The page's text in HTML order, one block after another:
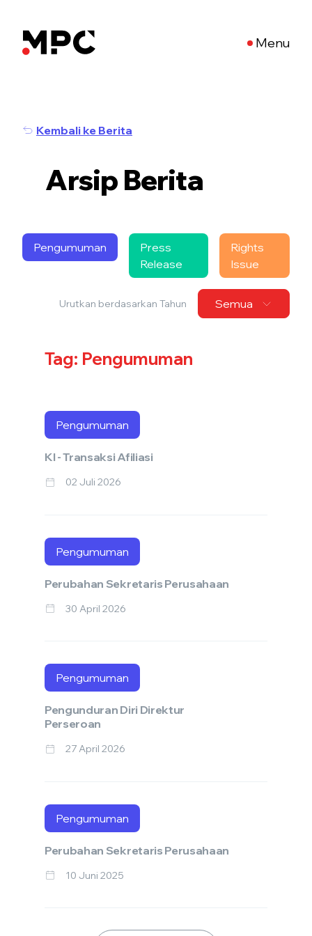
Menu
Kembali ke Berita
Arsip Berita
Pengumuman
Press
Release
Rights
Issue
Tag: Pengumuman
Urutkan berdasarkan Tahun Semua
Pengumuman
KI - Transaksi Afiliasi
02 Juli 2026
Pengumuman
Perubahan Sekretaris Perusahaan
30 April 2026
Pengumuman
Pengunduran Diri Direktur
Perseroan
27 April 2026
Pengumuman
Perubahan Sekretaris Perusahaan
10 Juni 2025